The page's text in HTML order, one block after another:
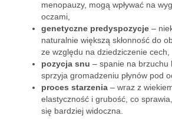
menopauzy, mogą wpływać na
oczami,
genetyczne predyspozycje –
naturalnie większą skłonność do
ze względu na dziedziczenie cech,
pozycja snu – spanie na brzuchu
sprzyja gromadzeniu płynów pod
proces starzenia – wraz z
elastyczność i grubość, co
się bardziej widoczna.